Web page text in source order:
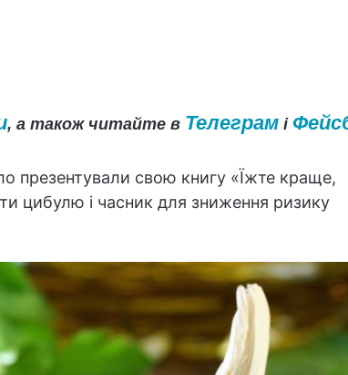
, а також читайте в Телеграмі
презентували свою книгу «Їжте краще,
цибулю і часник для зниження ризику